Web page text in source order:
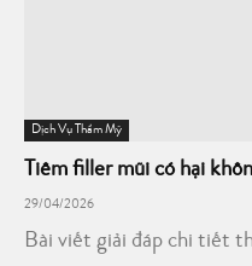
Dịch Vụ Thẩm Mỹ
Tiêm filler mũi có hại
29/04/2026
Bài viết giải đáp chi tiết